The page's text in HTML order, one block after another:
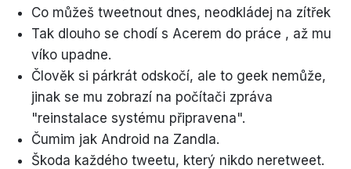
Co můžeš tweetnout dnes, neodkládej na zítřek
Tak dlouho se chodí s Acerem do práce , až mu
víko upadne.
Člověk si párkrát odskočí, ale to geek nemůže,
jinak se mu zobrazí na počítači zpráva
"reinstalace systému připravena".
Čumim jak Android na Zandla.
Škoda každého tweetu, který nikdo neretweet.